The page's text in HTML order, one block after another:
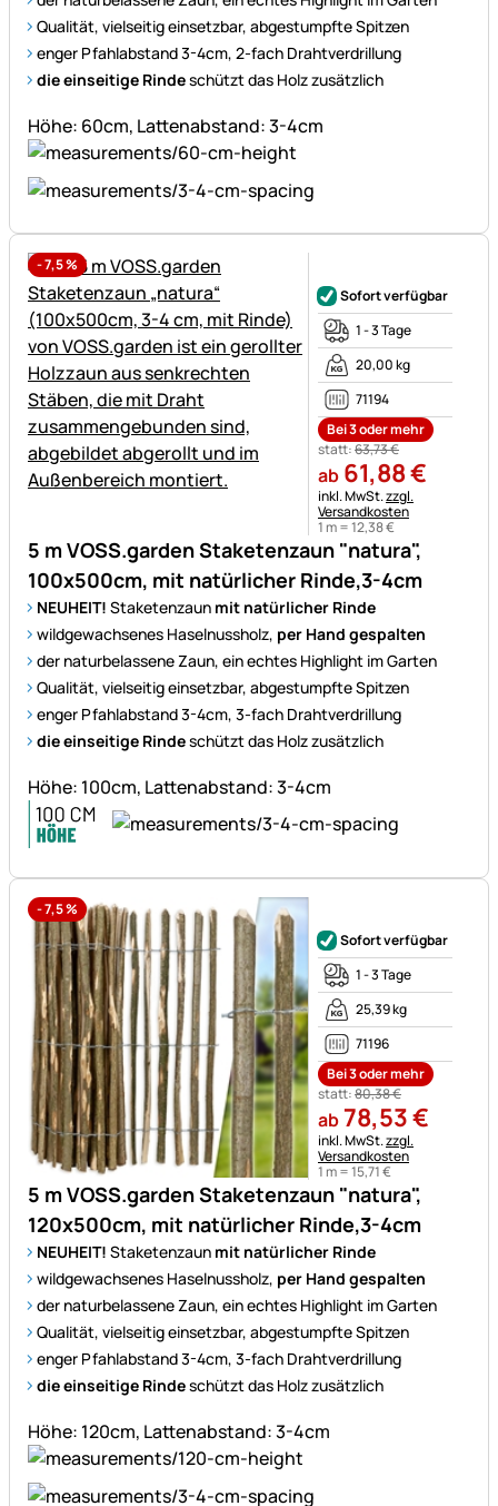
Qualität, vielseitig einsetzbar, abgestumpfte Spitzen
enger Pfahlabstand 3-4cm, 2-fach Drahtverdrillung
die einseitige Rindeschützt das Holz zusätzlich
Höhe: 60cm, Lattenabstand: 3-4cm
-7,5%
5 m VOSS.garden Staketenzaun "natura",
100x500cm, mit natürlicher Rinde,3-4cm
NEUHEIT! Staketenzaun mit natürlicher Rinde
wildgewachsenes Haselnussholz, per Hand gespalten
der naturbelassene Zaun, ein echtes Highlight im Garten
Qualität, vielseitig einsetzbar, abgestumpfte Spitzen
enger Pfahlabstand 3-4cm, 3-fach Drahtverdrillung
die einseitige Rindeschützt das Holz zusätzlich
Höhe: 100cm, Lattenabstand: 3-4cm
Sofort verfügbar
1 - 3 Tage
20,00 kg
71194
Bei 3 oder mehr
statt:63,73€
ab 61,88€
Steuerhinweis:
inkl. MwSt.zzgl.
Versandkosten
1 m =12,38€
-7,5%
5 m VOSS.garden Staketenzaun "natura",
120x500cm, mit natürlicher Rinde,3-4cm
NEUHEIT! Staketenzaun mit natürlicher Rinde
wildgewachsenes Haselnussholz, per Hand gespalten
der naturbelassene Zaun, ein echtes Highlight im Garten
Qualität, vielseitig einsetzbar, abgestumpfte Spitzen
enger Pfahlabstand 3-4cm, 3-fach Drahtverdrillung
die einseitige Rindeschützt das Holz zusätzlich
Höhe: 120cm, Lattenabstand: 3-4cm
Sofort verfügbar
1 - 3 Tage
25,39 kg
71196
Bei 3 oder mehr
statt:80,38€
ab78,53€
Steuerhinweis:
inkl. MwSt.zzgl.
Versandkosten
1 m =15,71€